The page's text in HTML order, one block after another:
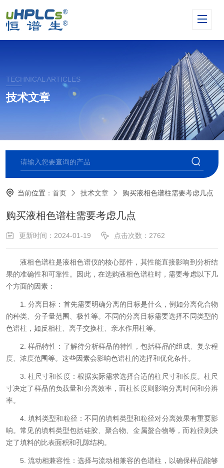
TECHNICAL ARTICLES
技术文章
当前位置：首页 技术文章 购买液相色谱柱需要考虑几点
购买液相色谱柱需要考虑几点
更新时间：2024-01-19 点击次数：2762
液相色谱柱是液相色谱仪的核心部件，其性能直接影响到分析结
果的准确性和可靠性。因此，在选购液相色谱柱时，需要考虑以下几
个方面的因素：
1. 分离目标：首先需要明确分离的目标是什么，例如分离化合物
的种类、分子量范围、极性等。不同的分离目标需要选择不同类型的
色谱柱，如反相柱、离子交换柱、亲水作用柱等。
2. 样品特性：了解待分析样品的特性，包括样品的组成、复杂程
度、浓度范围等。这些因素会影响色谱柱的选择和优化条件。
3. 柱尺寸和长度：根据实际需求选择合适的柱尺寸和长度。柱尺
寸决定了样品的负载量和分离效率，而柱长度则影响分离时间和分辨
率。
4. 填料类型和粒径：不同的填料类型和粒径对分离效果有重要影
响。常见的填料类型包括硅胶、聚合物、金属螯合物等，而粒径则决
定了填料的比表面积和孔隙结构。
5. 流动相兼容性：选择与流动相兼容的色谱柱，以确保样品能够